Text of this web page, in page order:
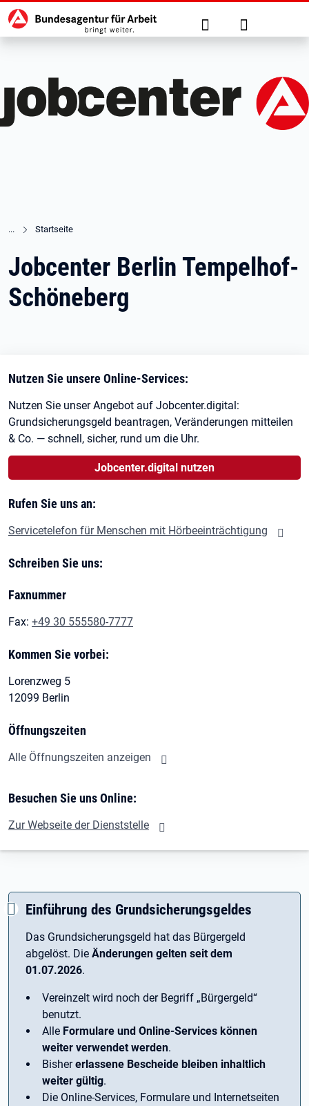
zu den Hauptinhalten springen
Hauptnavigation Suche Anmelden
Startseite
Jobcenter Berlin Tempelhof-
Schöneberg
Nutzen Sie unsere Online-Services:
Nutzen Sie unser Angebot auf Jobcenter.digital:
Grundsicherungsgeld beantragen, Veränderungen mitteilen
& Co. — schnell, sicher, rund um die Uhr.
Jobcenter.digital nutzen
Rufen Sie uns an:
Servicetelefon für Menschen mit Hörbeeinträchtigung
Schreiben Sie uns:
Faxnummer
Fax: +49 30 555580-7777
Kommen Sie vorbei:
Lorenzweg 5
12099 Berlin
Öffnungszeiten
Alle Öffnungszeiten anzeigen
Besuchen Sie uns Online:
Zur Webseite der Dienststelle
Einführung des Grundsicherungsgeldes
Das Grundsicherungsgeld hat das Bürgergeld
abgelöst. Die Änderungen gelten seit dem
01.07.2026.
Vereinzelt wird noch der Begriff ­„Bürgergeld“
benutzt.
Alle Formulare und Online-Services können
weiter verwendet werden.
Bishererlassene Bescheide bleiben inhaltlich
weiter gültig.
Die Online-Services, Formulare und Internetseiten